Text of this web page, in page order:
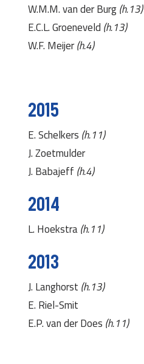
W.M.M. van der Burg(h.13)
E.C.L. Groeneveld (h.13)
W.F. Meijer(h.4)
2015
E. Schelkers (h.11)
J. Zoetmulder
J. Babajeff (h.4)
2014
L. Hoekstra(h.11)
2013
J. Langhorst (h.13)
E. Riel-Smit
E.P. van der Does (h.11)